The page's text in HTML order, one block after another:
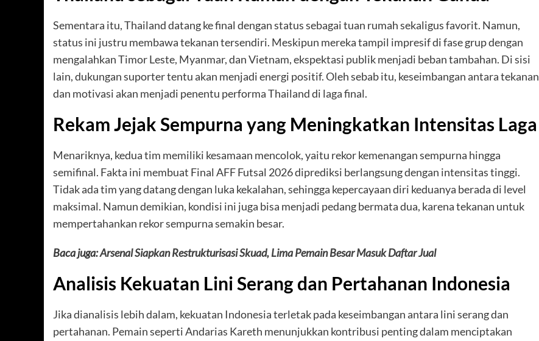
Sementara itu, Thailand datang ke final dengan status sebagai tuan rumah sekaligus favorit. Namun,
status ini justru membawa tekanan tersendiri. Meskipun mereka tampil impresif di fase grup dengan
mengalahkan Timor Leste, Myanmar, dan Vietnam, ekspektasi publik menjadi beban tambahan. Di sisi
lain, dukungan suporter tentu akan menjadi energi positif. Oleh sebab itu, keseimbangan antara tekanan
dan motivasi akan menjadi penentu performa Thailand di laga final.
Rekam Jejak Sempurna yang Meningkatkan Intensitas Laga
Menariknya, kedua tim memiliki kesamaan mencolok, yaitu rekor kemenangan sempurna hingga
semifinal. Fakta ini membuat Final AFF Futsal 2026 diprediksi berlangsung dengan intensitas tinggi.
Tidak ada tim yang datang dengan luka kekalahan, sehingga kepercayaan diri keduanya berada di level
maksimal. Namun demikian, kondisi ini juga bisa menjadi pedang bermata dua, karena tekanan untuk
mempertahankan rekor sempurna semakin besar.
Baca juga:Arsenal Siapkan Restrukturisasi Skuad, Lima Pemain Besar Masuk Daftar Jual
Analisis Kekuatan Lini Serang dan Pertahanan Indonesia
Jika dianalisis lebih dalam, kekuatan Indonesia terletak pada keseimbangan antara lini serang dan
pertahanan. Pemain seperti Andarias Kareth menunjukkan kontribusi penting dalam menciptakan